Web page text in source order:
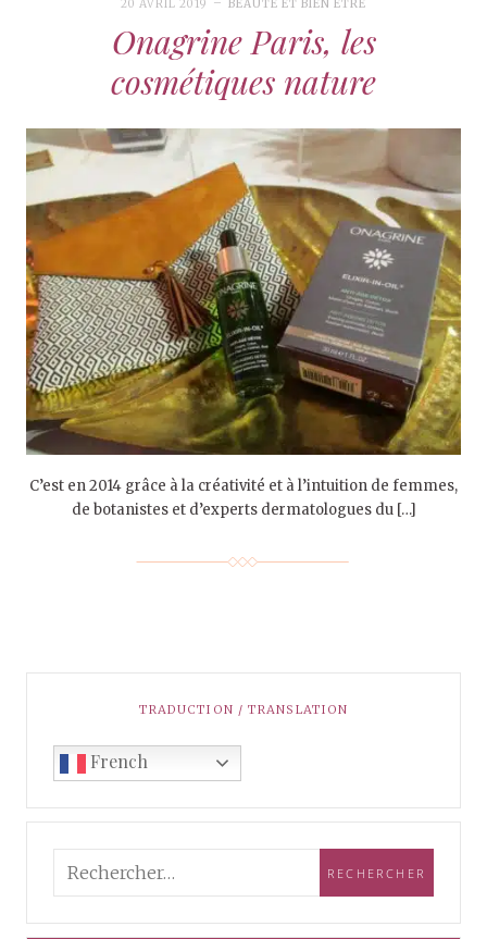
20 AVRIL 2019 BEAUTÉ ET BIEN ÊTRE
Onagrine Paris, les
cosmétiques nature
C’est en 2014 grâce à la créativité et à l’intuition de femmes,
de botanistes et d’experts dermatologues du […]
TRADUCTION / TRANSLATION
French